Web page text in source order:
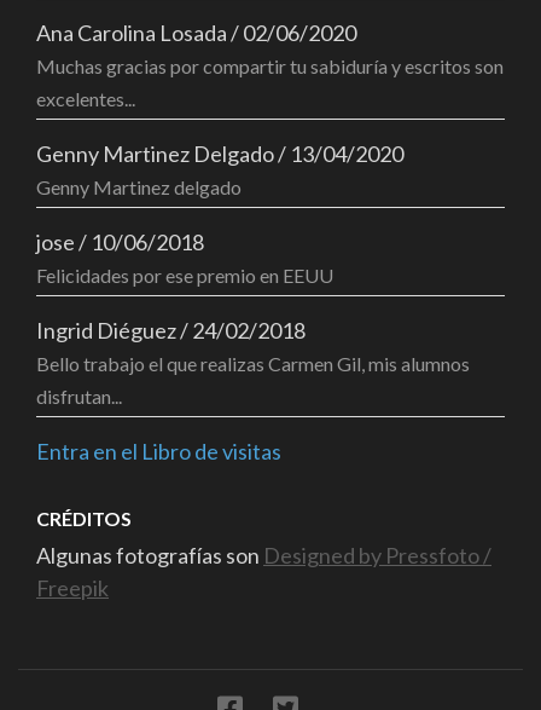
Ana Carolina Losada/02/06/2020
Muchas gracias por compartir tu sabiduría y escritos son
excelentes...
Genny Martinez Delgado/ 13/04/2020
Genny Martinez delgado
jose/ 10/06/2018
Felicidades por ese premio en EEUU
Ingrid Diéguez/24/02/2018
Bello trabajo el que realizas Carmen Gil, mis alumnos
disfrutan...
Entra en el Libro de visitas
CRÉDITOS
Algunas fotografías son Designed by Pressfoto /
Freepik